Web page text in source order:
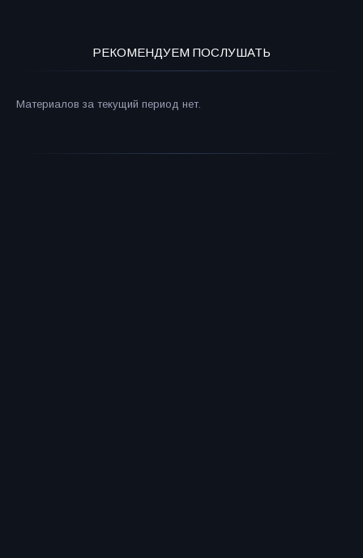
РЕКОМЕНДУЕМ ПОСЛУШАТЬ
Материалов за текущий период нет.